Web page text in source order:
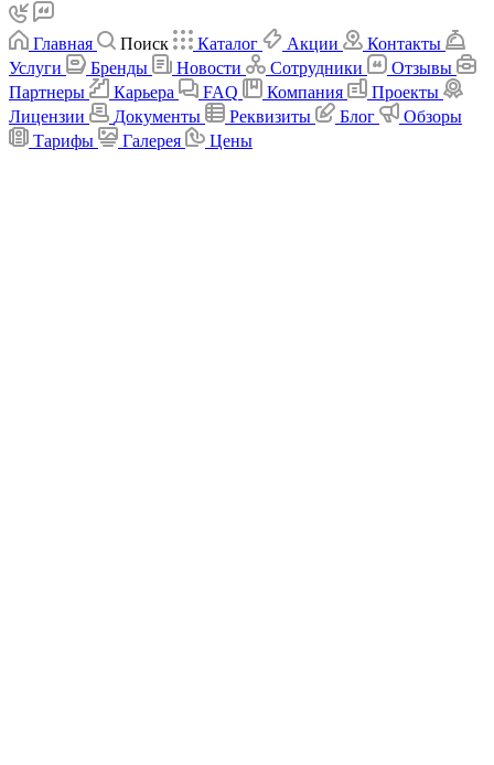
Главная Поиск Каталог Акции
Контакты
Услуги
Бренды Новости Сотрудники
Отзывы
Партнеры
Карьера FAQ Компания
Проекты
Лицензии
Документы Реквизиты Блог
Обзоры
Тарифы
Галерея Цены